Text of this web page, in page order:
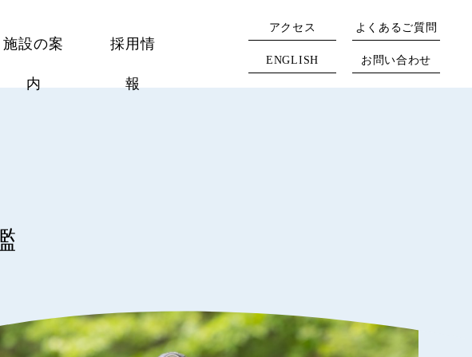
施設の案
内
採用情
報
アクセス よくあるご質問
ENGLISH お問い合わせ